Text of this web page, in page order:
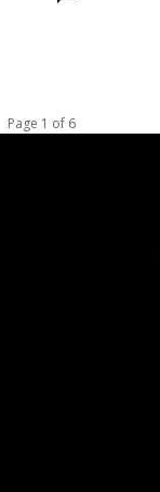
Page 1 of 6